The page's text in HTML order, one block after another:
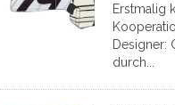
Erstmalig
Designer:
durch...